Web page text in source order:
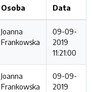
Osoba Data
Joanna
Frankowska
09-09-
2019
11:21:00
Joanna
Frankowska
09-09-
2019